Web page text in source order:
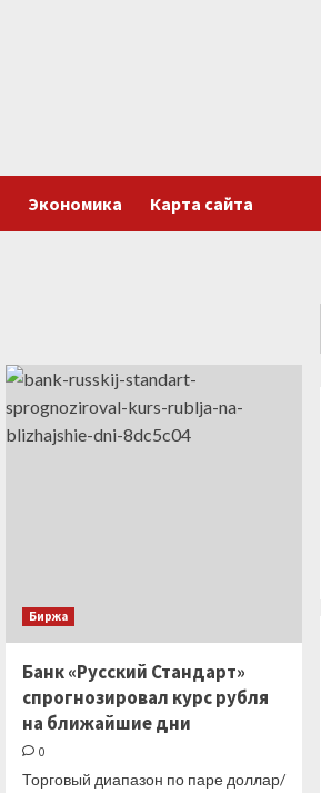
Экономика Карта сайта
Биржа
Банк «Русский Стандарт»
спрогнозировал курс рубля
на ближайшие дни
0
Торговый диапазон по паре доллар/